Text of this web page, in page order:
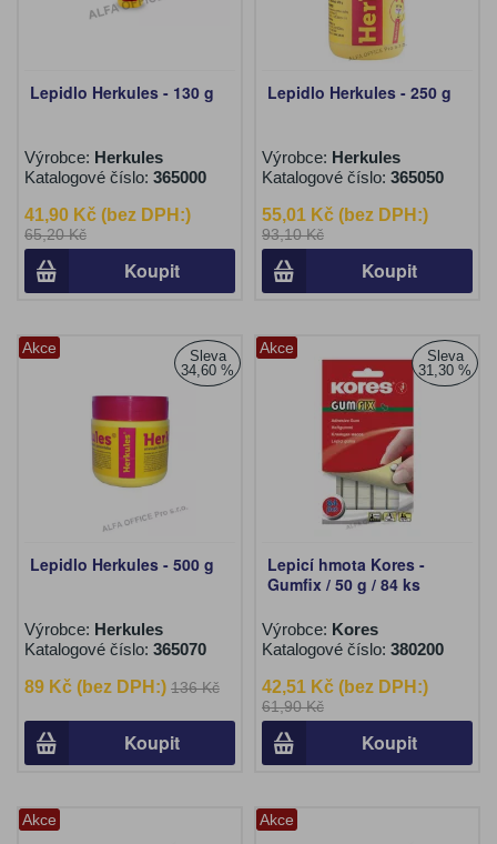
Lepidlo Herkules - 130 g
Výrobce: Herkules
Katalogové číslo: 365000
41,90 Kč (bez DPH:)
65,20 Kč
Koupit
Lepidlo Herkules - 250 g
Výrobce: Herkules
Katalogové číslo: 365050
55,01 Kč (bez DPH:)
93,10 Kč
Koupit
Akce
Sleva
34,60 %
Lepidlo Herkules - 500 g
Výrobce: Herkules
Katalogové číslo: 365070
89 Kč (bez DPH:) 136 Kč
Koupit
Akce
Sleva
31,30 %
Lepicí hmota Kores -
Gumfix / 50 g / 84 ks
Výrobce: Kores
Katalogové číslo: 380200
42,51 Kč (bez DPH:)
61,90 Kč
Koupit
Akce Akce